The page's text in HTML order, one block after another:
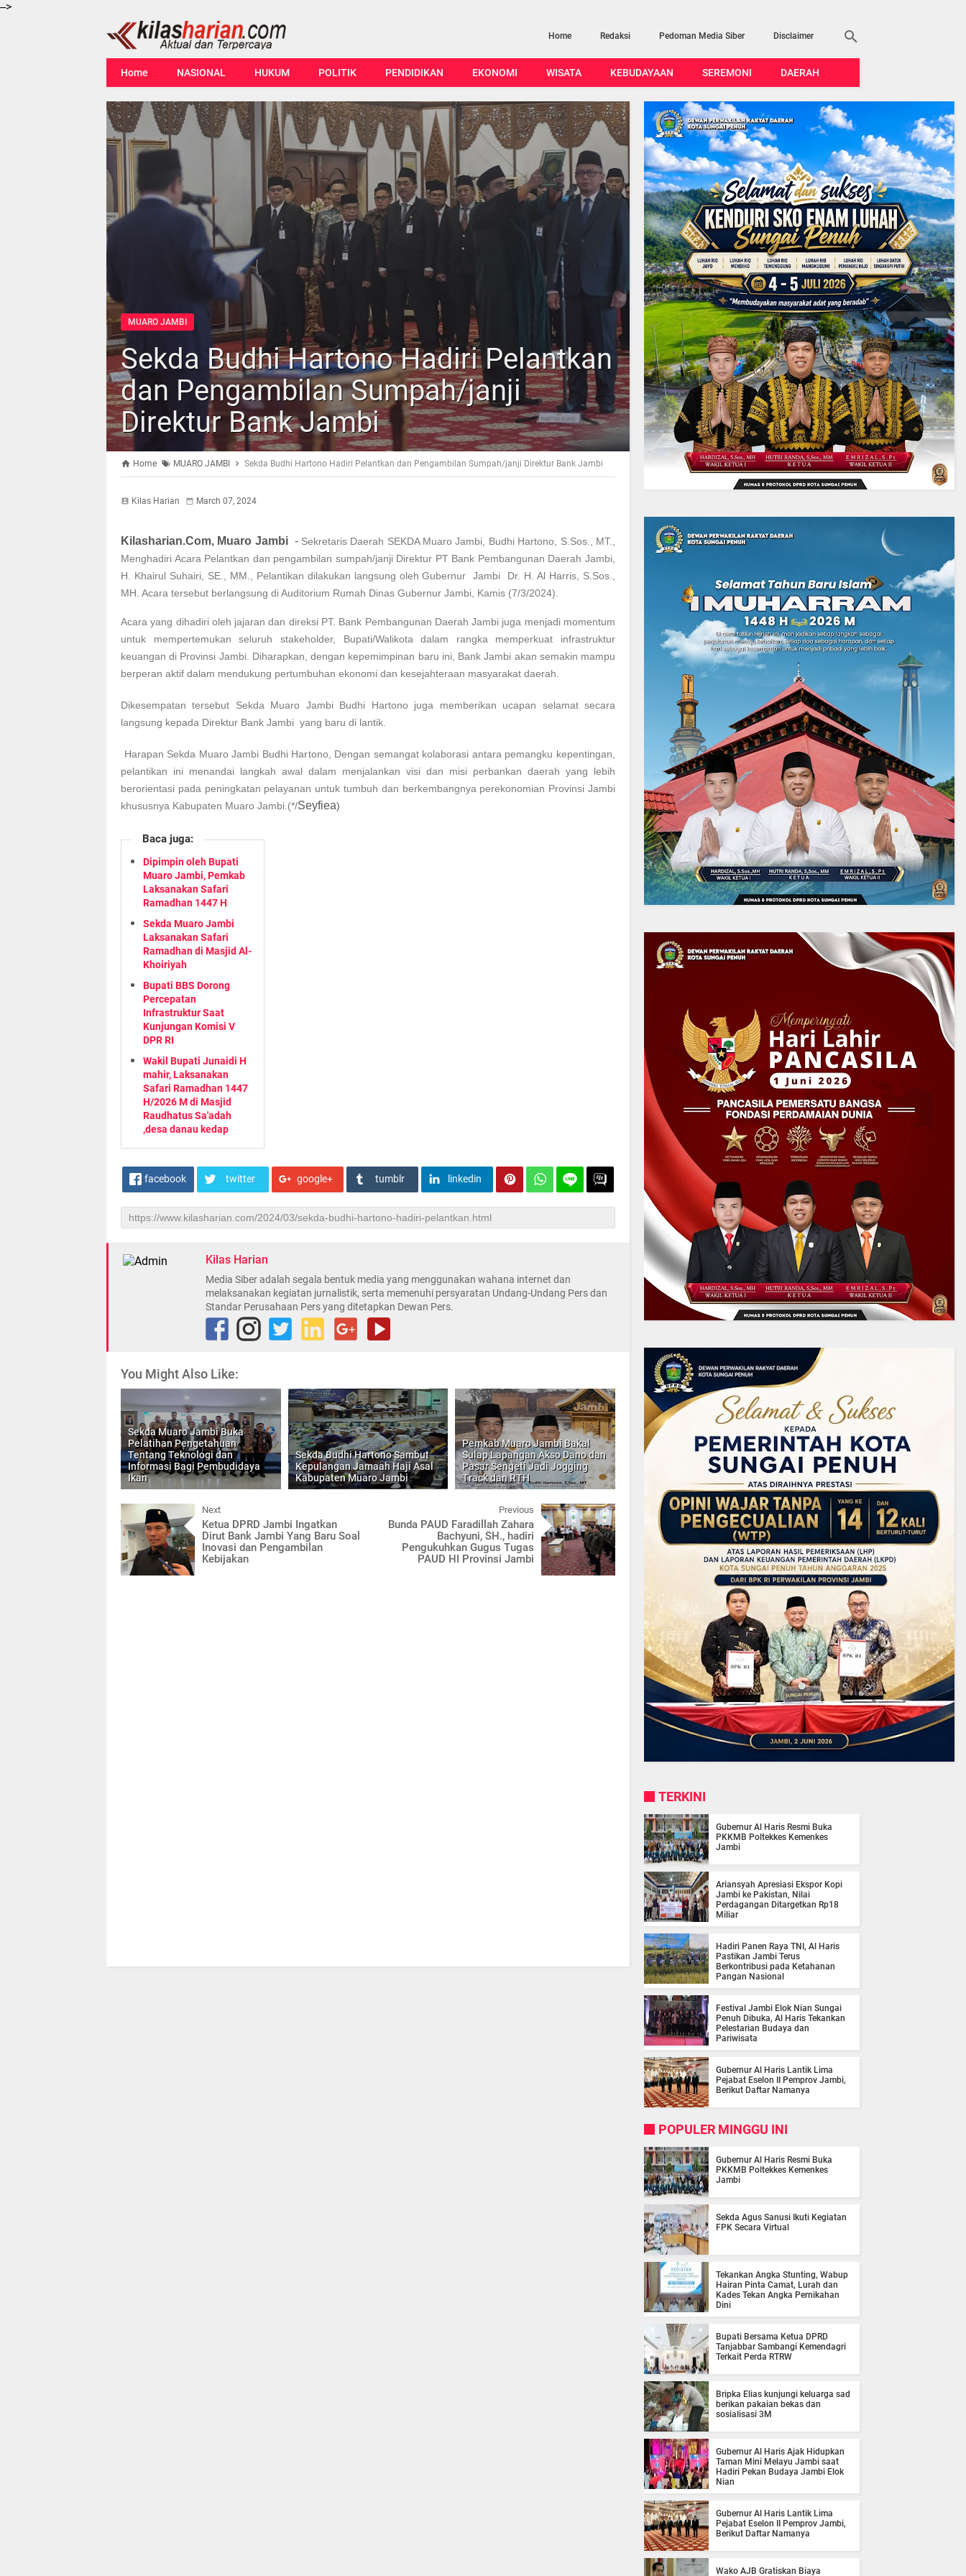
-->
Home Redaksi Pedoman Media Siber Disclaimer
Home NASIONAL HUKUM POLITIK PENDIDIKAN EKONOMI WISATA KEBUDAYAAN SEREMONI DAERAH
MUARO JAMBI
Sekda Budhi Hartono Hadiri Pelantkan
dan Pengambilan Sumpah/janji
Direktur Bank Jambi
Home MUARO JAMBI Sekda Budhi Hartono Hadiri Pelantkan dan Pengambilan Sumpah/janji Direktur Bank Jambi
Kilas Harian March 07, 2024
Kilasharian.Com, Muaro Jambi - Sekretaris Daerah SEKDA Muaro Jambi, Budhi Hartono, S.Sos., MT.,
Menghadiri Acara Pelantkan dan pengambilan sumpah/janji Direktur PT Bank Pembangunan Daerah Jambi,
H. Khairul Suhairi, SE., MM., Pelantikan dilakukan langsung oleh Gubernur Jambi Dr. H. Al Harris, S.Sos.,
MH. Acara tersebut berlangsung di Auditorium Rumah Dinas Gubernur Jambi, Kamis (7/3/2024).
Acara yang dihadiri oleh jajaran dan direksi PT. Bank Pembangunan Daerah Jambi juga menjadi momentum
untuk mempertemukan seluruh stakeholder, Bupati/Walikota dalam rangka memperkuat infrastruktur
keuangan di Provinsi Jambi. Diharapkan, dengan kepemimpinan baru ini, Bank Jambi akan semakin mampu
berperan aktif dalam mendukung pertumbuhan ekonomi dan kesejahteraan masyarakat daerah.
Dikesempatan tersebut Sekda Muaro Jambi Budhi Hartono juga memberikan ucapan selamat secara
langsung kepada Direktur Bank Jambi yang baru di lantik.
Harapan Sekda Muaro Jambi Budhi Hartono, Dengan semangat kolaborasi antara pemangku kepentingan,
pelantikan ini menandai langkah awal dalam menjalankan visi dan misi perbankan daerah yang lebih
berorientasi pada peningkatan pelayanan untuk tumbuh dan berkembangnya perekonomian Provinsi Jambi
khususnya Kabupaten Muaro Jambi. (*/Seyfiea)
Baca juga:
Dipimpin oleh Bupati
Muaro Jambi, Pemkab
Laksanakan Safari
Ramadhan 1447 H
Sekda Muaro Jambi
Laksanakan Safari
Ramadhan di Masjid Al-
Khoiriyah
Bupati BBS Dorong
Percepatan
Infrastruktur Saat
Kunjungan Komisi V
DPR RI
Wakil Bupati Junaidi H
mahir, Laksanakan
Safari Ramadhan 1447
H/2026 M di Masjid
Raudhatus Sa'adah
,desa danau kedap
facebook twitter google+ tumblr linkedin
Kilas Harian
Media Siber adalah segala bentuk media yang menggunakan wahana internet dan
melaksanakan kegiatan jurnalistik, serta memenuhi persyaratan Undang-Undang Pers dan
Standar Perusahaan Pers yang ditetapkan Dewan Pers.
You Might Also Like:
Sekda Muaro Jambi Buka
Pelatihan Pengetahuan
Tentang Teknologi dan
Informasi Bagi Pembudidaya
Ikan
Sekda Budhi Hartono Sambut
Kepulangan Jamaah Haji Asal
Kabupaten Muaro Jambi
Pemkab Muaro Jambi Bakal
Sulap Lapangan Akso Dano dan
Pasar Sengeti Jadi Jogging
Track dan RTH
Next
Ketua DPRD Jambi Ingatkan
Dirut Bank Jambi Yang Baru Soal
Inovasi dan Pengambilan
Kebijakan
Previous
Bunda PAUD Faradillah Zahara
Bachyuni, SH., hadiri
Pengukuhkan Gugus Tugas
PAUD HI Provinsi Jambi
TERKINI
Gubernur Al Haris Resmi Buka
PKKMB Poltekkes Kemenkes
Jambi
Ariansyah Apresiasi Ekspor Kopi
Jambi ke Pakistan, Nilai
Perdagangan Ditargetkan Rp18
Miliar
Hadiri Panen Raya TNI, Al Haris
Pastikan Jambi Terus
Berkontribusi pada Ketahanan
Pangan Nasional
Festival Jambi Elok Nian Sungai
Penuh Dibuka, Al Haris Tekankan
Pelestarian Budaya dan
Pariwisata
Gubernur Al Haris Lantik Lima
Pejabat Eselon II Pemprov Jambi,
Berikut Daftar Namanya
POPULER MINGGU INI
Gubernur Al Haris Resmi Buka
PKKMB Poltekkes Kemenkes
Jambi
Sekda Agus Sanusi Ikuti Kegiatan
FPK Secara Virtual
Tekankan Angka Stunting, Wabup
Hairan Pinta Camat, Lurah dan
Kades Tekan Angka Pernikahan
Dini
Bupati Bersama Ketua DPRD
Tanjabbar Sambangi Kemendagri
Terkait Perda RTRW
Bripka Elias kunjungi keluarga sad
berikan pakaian bekas dan
sosialisasi 3M
Gubernur Al Haris Ajak Hidupkan
Taman Mini Melayu Jambi saat
Hadiri Pekan Budaya Jambi Elok
Nian
Gubernur Al Haris Lantik Lima
Pejabat Eselon II Pemprov Jambi,
Berikut Daftar Namanya
Wako AJB Gratiskan Biaya